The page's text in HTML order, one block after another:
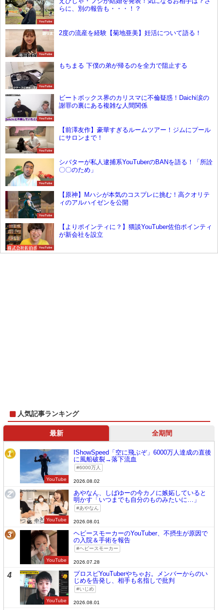
YouTube
らに、別の報告も・・・！？
YouTube
2度の流産を経験【菊地亜美】妊活について語る！
YouTube
もちまる 下僕の弟が帰るのを全力で阻止する
YouTube
ビートボックス界のカリスマに不倫疑惑！Daichi涙の
謝罪の裏にある複雑な人間関係
YouTube
【前澤友作】豪華すぎるルームツアー！ジムにプール
にサロンまで！
YouTube
シバターが私人逮捕系YouTuberのBANを語る！「所詮
〇〇のため」
YouTube
【原神】Mハシが本気のコスプレに挑む！高クオリテ
ィのアルハイゼンを公開
YouTube
【よりポインティに？】猥談YouTuber佐伯ポインティ
が新会社を設立
人気記事ランキング
最新 全期間
1
YouTube
IShowSpeed「空に飛ぶぞ」6000万人達成の直後
に風船破裂→落下流血
6000万人
2026.08.02
2
YouTube
あやなん、しばゆーの今カノに嫉妬していると
明かす「いつまでも自分のものみたいに…」
あやなん
2026.08.01
3
YouTube
ヘビースモーカーのYouTuber、不摂生が原因で
の入院＆手術を報告
ヘビースモーカー
2026.07.28
4
YouTube
プロスピYouTuberやちゃお。メンバーからのい
じめを告発し、相手も名指しで批判
いじめ
2026.08.01